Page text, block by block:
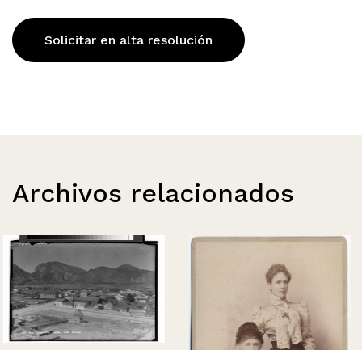
Solicitar en alta resolución
Archivos relacionados